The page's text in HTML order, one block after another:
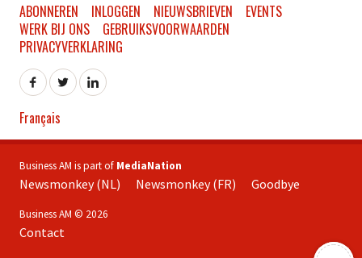
ABONNEREN INLOGGEN NIEUWSBRIEVEN
EVENTS
WERK BIJ ONS
GEBRUIKSVOORWAARDEN
PRIVACYVERKLARING
Français
Business AM is part of MediaNation
Newsmonkey (NL) Newsmonkey (FR) Goodbye
Business AM © 2026
Contact